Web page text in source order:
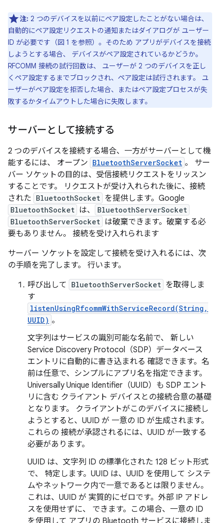
注: 2 つのデバイスを以前にペア設定したことがない場合は、
自動的にペア設定リクエストの通知またはダイアログが ユーザー
ID が必要です（図 1 を参照）。そのため アプリがデバイスを接続
しようとする場合、 デバイスがペア設定されているかどうか。
RFCOMM 接続の試行回数は、 ユーザーが 2 つのデバイスを正し
くペア設定するまでブロックされ、ペア設定は試行されます。 ユ
ーザーがペア設定を拒否した場合、またはペア設定プロセスが失
敗するかタイムアウトした場合に失敗します。
サーバーとして接続する
2 つのデバイスを接続する場合、一方がサーバーとして機
能するには、 オープン BluetoothServerSocket 。 サー
バー ソケットの目的は、受信接続リクエストをリッスン
することです。 リクエストが受け入れられた後に、接続
された BluetoothSocket を提供します。Google
BluetoothSocket は、
BluetoothServerSocket
BluetoothServerSocket は破棄できます。破棄する必
要もありません。 接続を受け入れられます
サーバー ソケットを設定して接続を受け入れるには、次
の手順を完了します。 行います。
呼び出して
BluetoothServerSocket を取得しま
す
listenUsingRfcommWithServiceRecord(String,
UUID) 。
文字列はサービスの識別可能な名前で、 新しい
Service Discovery Protocol（SDP）データベース
エントリに自動的に書き込まれる 確認できます。名
前は任意で、シンプルにアプリ名を指定できます。
Universally Unique Identifier（UUID）も SDP エント
リに含む クライアント デバイスとの接続合意の基礎
となります。 クライアントがこのデバイスに接続し
ようとすると、UUID が 一意の ID が生成されます。
これらの 接続が承認されるには、UUID が一致する
必要があります。
UUID は、文字列 ID の標準化された 128 ビット形式
で、 特定します。UUID は、UUID を使用して システ
ムやネットワーク内で一意であるとは限りません。
これは、UUID が 実質的にゼロです。外部 IP アドレ
スを使用せずに、 できます。この場合、一意の ID
を使用して アプリの Bluetooth サービスに接続しま